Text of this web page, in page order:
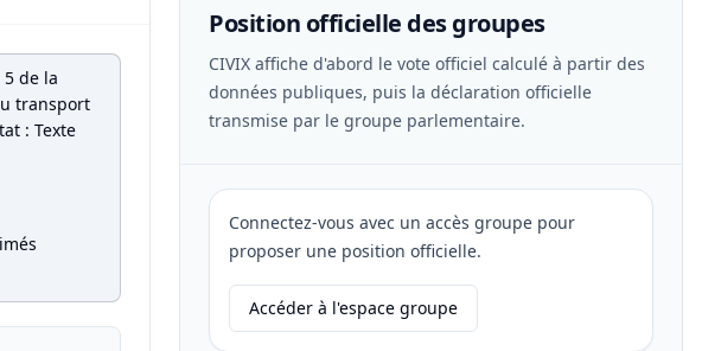
de la
transport
: Texte
Position officielle des groupes
CIVIX affiche d'abord le vote officiel calculé à partir des
données publiques, puis la déclaration officielle
transmise par le groupe parlementaire.
Connectez-vous avec un accès groupe pour
proposer une position officielle.
Accéder à l'espace groupe